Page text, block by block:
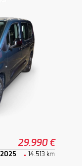
29.990 €
2025 14.513 km